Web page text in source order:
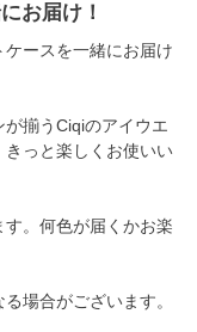
お届け！
ースを一緒にお届け
揃うCiqiのアイウエ
っと楽しくお使いい
。何色が届くかお楽
場合がございます。